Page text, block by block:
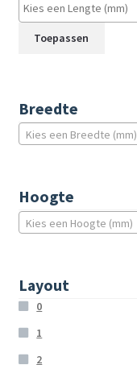
Toepassen
Breedte
Kies een Breedte (mm)
Hoogte
Kies een Hoogte (mm)
Layout
0
1
2